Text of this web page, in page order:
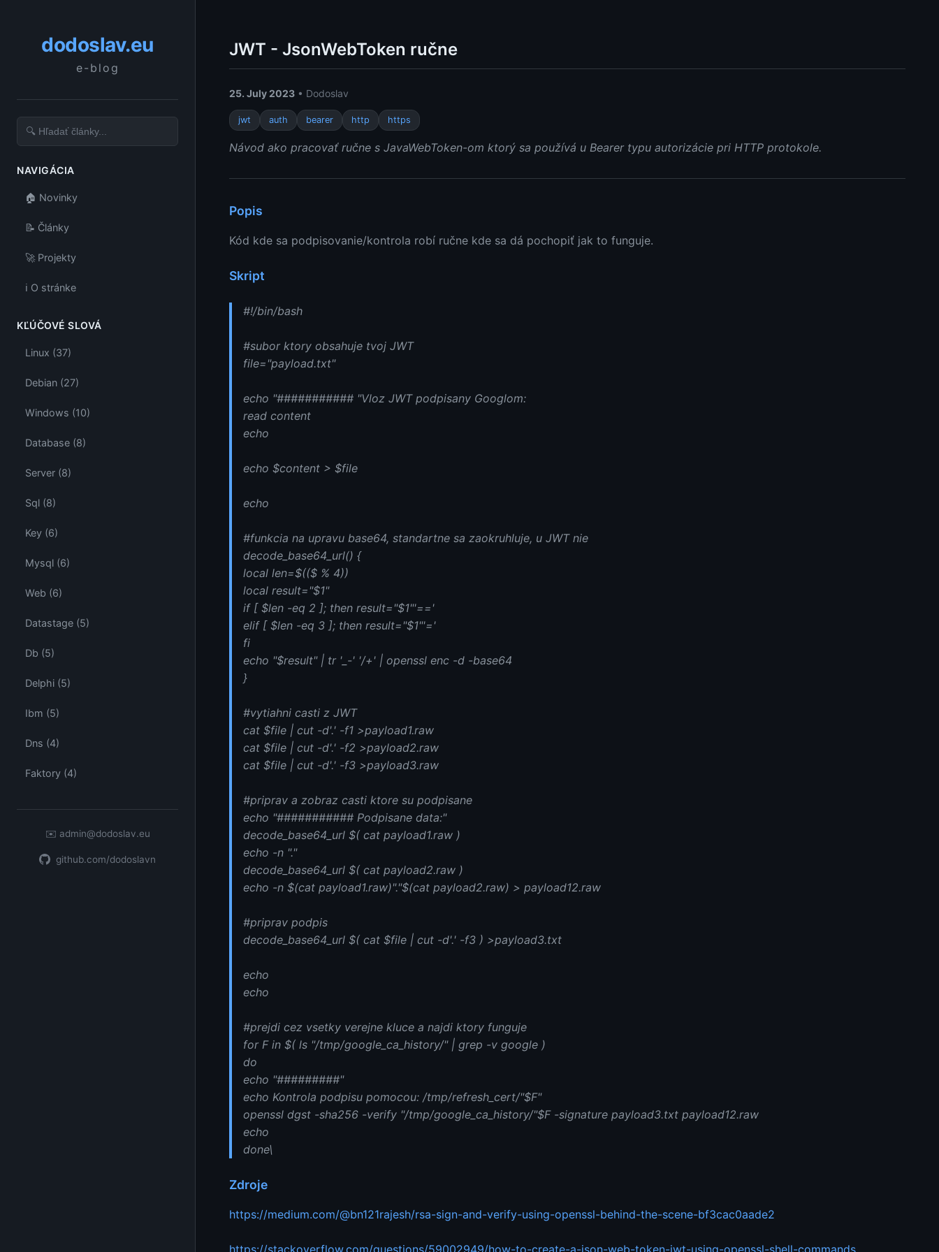
dodoslav.eu
e-blog
NAVIGÁCIA
🏠 Novinky
📝 Články
🚀 Projekty
ℹ️ O stránke
KĽÚČOVÉ SLOVÁ
Linux (37)
Debian (27)
Windows (10)
Database (8)
Server (8)
Sql (8)
Key (6)
Mysql (6)
Web (6)
Datastage (5)
Db (5)
Delphi (5)
Ibm (5)
Dns (4)
Faktory (4)
✉️ admin@dodoslav.eu
github.com/dodoslavn
JWT - JsonWebToken ručne
25. July 2023 • Dodoslav
jwt auth bearer http https
Návod ako pracovať ručne s JavaWebToken-om ktorý sa používá u Bearer typu autorizácie pri HTTP protokole.
Popis
Kód kde sa podpisovanie/kontrola robí ručne kde sa dá pochopiť jak to funguje.
Skript
#!/bin/bash
#subor ktory obsahuje tvoj JWT
file="payload.txt"
echo "########### "Vloz JWT podpisany Googlom:
read content
echo
echo $content > $file
echo
#funkcia na upravu base64, standartne sa zaokruhluje, u JWT nie
decode_base64_url() {
local len=$(($ % 4))
local result="$1"
if [ $len -eq 2 ]; then result="$1"'=='
elif [ $len -eq 3 ]; then result="$1"'='
fi
echo "$result" | tr '_-' '/+' | openssl enc -d -base64
}
#vytiahni casti z JWT
cat $file | cut -d'.' -f1 >payload1.raw
cat $file | cut -d'.' -f2 >payload2.raw
cat $file | cut -d'.' -f3 >payload3.raw
#priprav a zobraz casti ktore su podpisane
echo "########### Podpisane data:"
decode_base64_url $( cat payload1.raw )
echo -n "."
decode_base64_url $( cat payload2.raw )
echo -n $(cat payload1.raw)"."$(cat payload2.raw) > payload12.raw
#priprav podpis
decode_base64_url $( cat $file | cut -d'.' -f3 ) >payload3.txt
echo
echo
#prejdi cez vsetky verejne kluce a najdi ktory funguje
for F in $( ls "/tmp/google_ca_history/" | grep -v google )
do
echo "#########"
echo Kontrola podpisu pomocou: /tmp/refresh_cert/"$F"
openssl dgst -sha256 -verify "/tmp/google_ca_history/"$F -signature payload3.txt payload12.raw
echo
done\
Zdroje
https://medium.com/@bn121rajesh/rsa-sign-and-verify-using-openssl-behind-the-scene-bf3cac0aade2
https://stackoverflow.com/questions/59002949/how-to-create-a-json-web-token-jwt-using-openssl-shell-commands